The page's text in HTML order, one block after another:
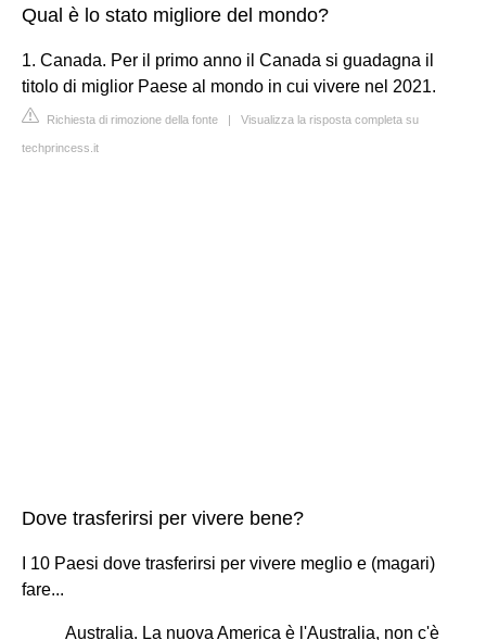
Qual è lo stato migliore del mondo?
1. Canada. Per il primo anno il Canada si guadagna il
titolo di miglior Paese al mondo in cui vivere nel 2021.
Richiesta di rimozione della fonte | Visualizza la risposta completa su
techprincess.it
Dove trasferirsi per vivere bene?
I 10 Paesi dove trasferirsi per vivere meglio e (magari)
fare...
Australia. La nuova America è l'Australia, non c'è